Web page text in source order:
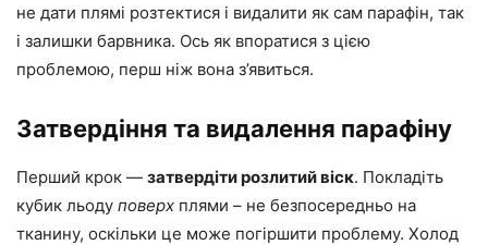
не дати плямі розтектися і видалити як сам парафін, так
і залишки барвника. Ось як впоратися з цією
проблемою, перш ніж вона з’явиться.
Затвердіння та видалення парафіну
Перший крок — затвердіти розлитий віск. Покладіть
кубик льоду поверх плями – не безпосередньо на
тканину, оскільки це може погіршити проблему. Холод